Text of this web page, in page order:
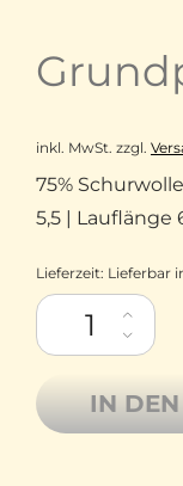
inkl. MwSt. zzgl.
75%
5,5 | Lauflänge
Lieferzeit: Lieferbar
Bergamo Lamana
IN